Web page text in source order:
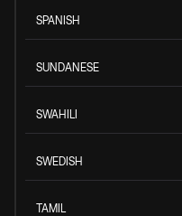
SPANISH
SUNDANESE
SWAHILI
SWEDISH
TAMIL